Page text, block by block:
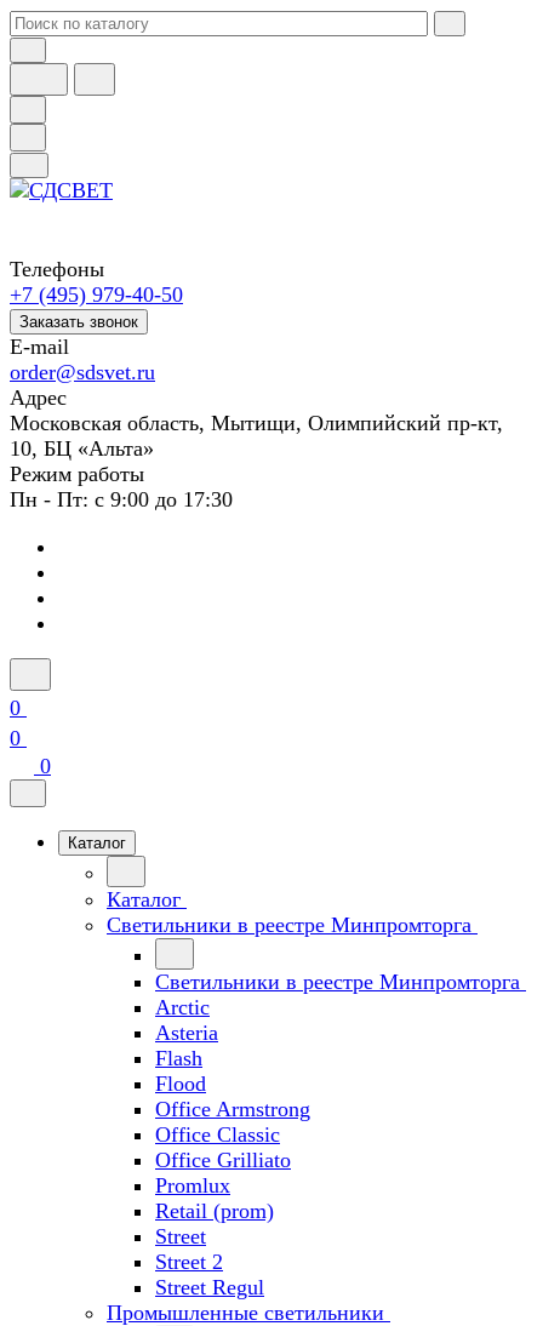
Телефоны
+7 (495) 979-40-50
Заказать звонок
E-mail
order@sdsvet.ru
Адрес
Московская область, Мытищи, Олимпийский пр-кт,
10, БЦ «Альта»
Режим работы
Пн - Пт: с 9:00 до 17:30
0
0
0
Каталог
Каталог
Светильники в реестре Минпромторга
Светильники в реестре Минпромторга
Arctic
Asteria
Flash
Flood
Office Armstrong
Office Classic
Office Grilliato
Promlux
Retail (prom)
Street
Street 2
Street Regul
Промышленные светильники